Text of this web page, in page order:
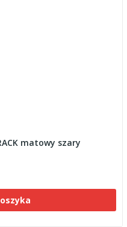
matowy szary